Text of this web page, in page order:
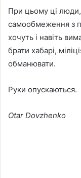
При цьому ці люди,
самообмеження з
хочуть і навіть
брати хабарі,
обманювати.
Руки опускаються.
Otar Dovzhenko